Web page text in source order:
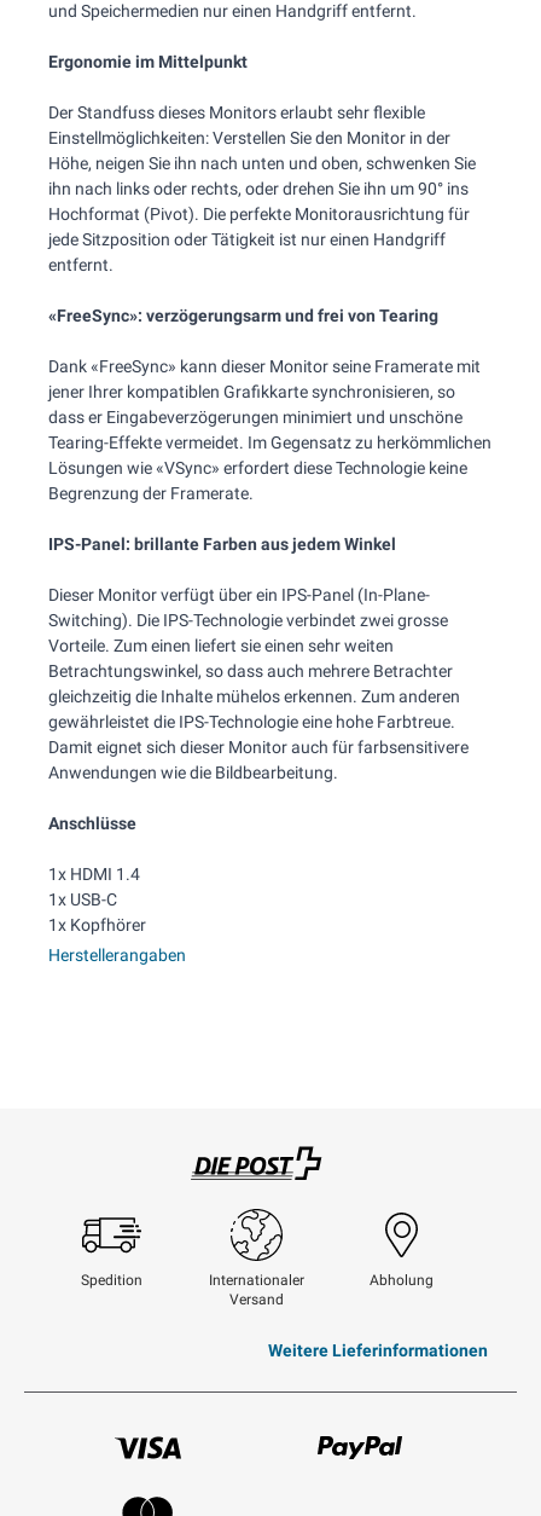
und Speichermedien nur einen Handgriff entfernt.
Ergonomie im Mittelpunkt
Der Standfuss dieses Monitors erlaubt sehr flexible
Einstellmöglichkeiten: Verstellen Sie den Monitor in der
Höhe, neigen Sie ihn nach unten und oben, schwenken Sie
ihn nach links oder rechts, oder drehen Sie ihn um 90° ins
Hochformat (Pivot). Die perfekte Monitorausrichtung für
jede Sitzposition oder Tätigkeit ist nur einen Handgriff
entfernt.
«FreeSync»: verzögerungsarm und frei von Tearing
Dank «FreeSync» kann dieser Monitor seine Framerate mit
jener Ihrer kompatiblen Grafikkarte synchronisieren, so
dass er Eingabeverzögerungen minimiert und unschöne
Tearing-Effekte vermeidet. Im Gegensatz zu herkömmlichen
Lösungen wie «VSync» erfordert diese Technologie keine
Begrenzung der Framerate.
IPS-Panel: brillante Farben aus jedem Winkel
Dieser Monitor verfügt über ein IPS-Panel (In-Plane-
Switching). Die IPS-Technologie verbindet zwei grosse
Vorteile. Zum einen liefert sie einen sehr weiten
Betrachtungswinkel, so dass auch mehrere Betrachter
gleichzeitig die Inhalte mühelos erkennen. Zum anderen
gewährleistet die IPS-Technologie eine hohe Farbtreue.
Damit eignet sich dieser Monitor auch für farbsensitivere
Anwendungen wie die Bildbearbeitung.
Anschlüsse
1x HDMI 1.4
1x USB-C
1x Kopfhörer
Herstellerangaben
Swisspost
Spedition
Internationaler
Versand
Abholung
Weitere Lieferinformationen